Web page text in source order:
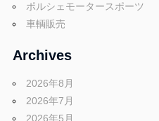
ポルシェモータースポーツ
車輌販売
Archives
2026年8月
2026年7月
2026年5月